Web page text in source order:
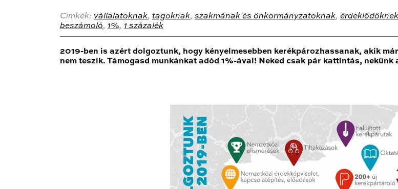
Cimkék: vállalatoknak, tagoknak, szakmának és önkormányzatoknak, érdeklődőknek
beszámoló, 1%, 1 százalék
2019-ben is azért dolgoztunk, hogy kényelmesebben kerékpározhassanak, akik
nem teszik. Támogasd munkánkat adód 1%-ával! Neked csak pár kattintás,